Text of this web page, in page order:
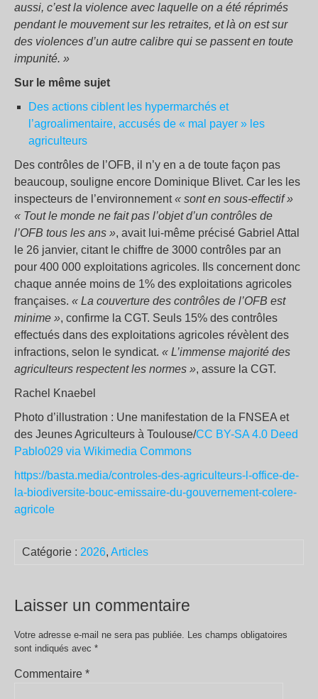
aussi, c’est la violence avec laquelle on a été réprimés
pendant le mouvement sur les retraites, et là on est sur
des violences d’un autre calibre qui se passent en toute
impunité. »
Sur le même sujet
Des actions ciblent les hypermarchés et
l’agroalimentaire, accusés de « mal payer » les
agriculteurs
Des contrôles de l’OFB, il n’y en a de toute façon pas
beaucoup, souligne encore Dominique Blivet. Car les les
inspecteurs de l’environnement« sont en sous-effectif »
« Tout le monde ne fait pas l’objet d’un contrôles de
l’OFB tous les ans », avait lui-même précisé Gabriel Attal
le 26 janvier, citant le chiffre de 3000 contrôles par an
pour 400 000 exploitations agricoles. Ils concernent donc
chaque année moins de 1% des exploitations agricoles
françaises. « La couverture des contrôles de l’OFB est
minime », confirme la CGT. Seuls 15% des contrôles
effectués dans des exploitations agricoles révèlent des
infractions, selon le syndicat. « L’immense majorité des
agriculteurs respectent les normes », assure la CGT.
Rachel Knaebel
Photo d’illustration : Une manifestation de la FNSEA et
des Jeunes Agriculteurs à Toulouse/CC BY-SA 4.0 Deed
Pablo029 via Wikimedia Commons
https://basta.media/controles-des-agriculteurs-l-office-de-
la-biodiversite-bouc-emissaire-du-gouvernement-colere-
agricole
Catégorie : 2026, Articles
Laisser un commentaire
Votre adresse e-mail ne sera pas publiée. Les champs obligatoires
sont indiqués avec *
Commentaire *